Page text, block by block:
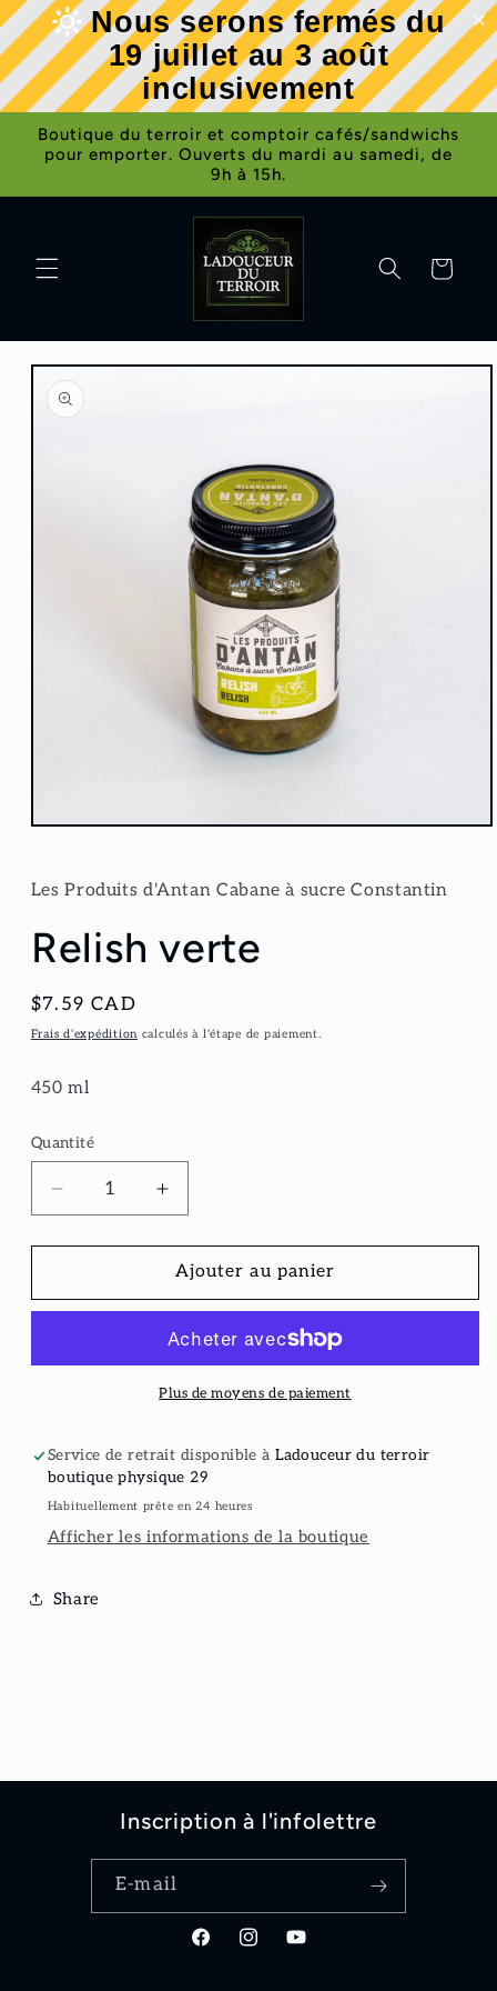
Nous serons fermés du
19 juillet au 3 août
inclusivement
et
passer
au
contenu
Boutique du terroir et comptoir cafés/sandwichs
pour emporter. Ouverts du mardi au samedi, de
9h à 15h.
Panier
Passer aux
informations
produits
Ouvrir
1
dans
fenêtre
modale
Les Produits d'Antan Cabane à sucre Constantin
Relish verte
Prix
habituel
$7.59 CAD
Frais d'expéditioncalculés à l'étape de paiement.
450 ml
Quantité
Réduire
la
quantité
Relish
Augmenter
la
quantité
de
Relish
Ajouter au panier
Plus de moyens de paiement
Service de retrait disponible àLadouceur du terroir
boutique physique 29
Habituellement prête en 24 heures
Afficher les informations de la boutique
Share
Inscription à l'infolettre
E-mail
FacebookInstagramYouTube